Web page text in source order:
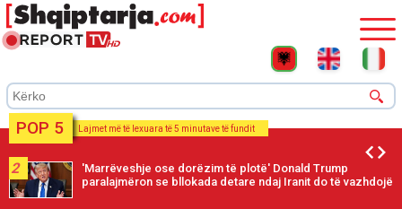
POP 5 Lajmet më të lexuara të 5 minutave të fundit
2
'Marrëveshje ose dorëzim të plotë' Donald Trump
paralajmëron se bllokada detare ndaj Iranit do të vazhdojë